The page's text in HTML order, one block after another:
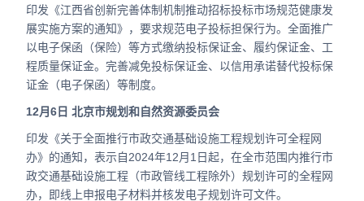
印发《江西省创新完善体制机制推动招标投标市场规范健康发
展实施方案的通知》，要求规范电子投标担保行为。全面推广
以电子保函（保险）等方式缴纳投标保证金、履约保证金、工
程质量保证金。完善减免投标保证金、以信用承诺替代投标保
证金（电子保函）等制度。
12月6日 北京市规划和自然资源委员会
印发《关于全面推行市政交通基础设施工程规划许可全程网
办》的通知，表示自2024年12月1日起，在全市范围内推行市
政交通基础设施工程（市政管线工程除外）规划许可的全程网
办，即线上申报电子材料并核发电子规划许可文件。